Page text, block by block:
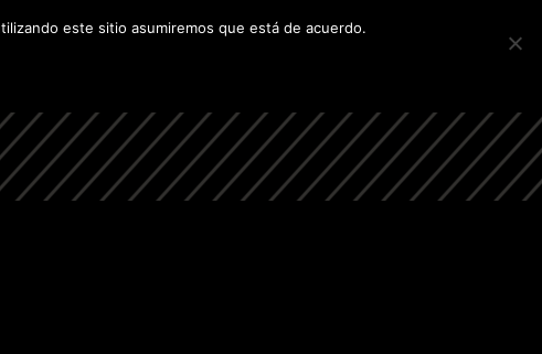
CONTACTO
este sitio asumiremos que está de acuerdo.